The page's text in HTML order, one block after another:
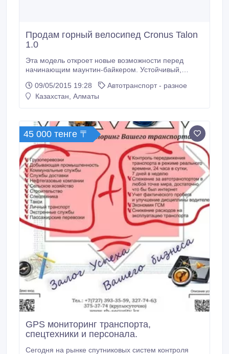
Продам горный велосипед Cronus Talon
1.0
Эта модель откроет новые возможности перед
начинающим маунтин-байкером. Устойчивый,
ровно и легко благодаря супер-отзывчивой раме из
легкого сплава ALUXX, передней амортизации и
09/05/2015 19:28
Автотранспорт - разное
Казахстан, Алматы
45 000 тенге 〒
GPS мониторинг транспорта,
спецтехники и персонала.
Сегодня на рынке спутниковых систем контроля